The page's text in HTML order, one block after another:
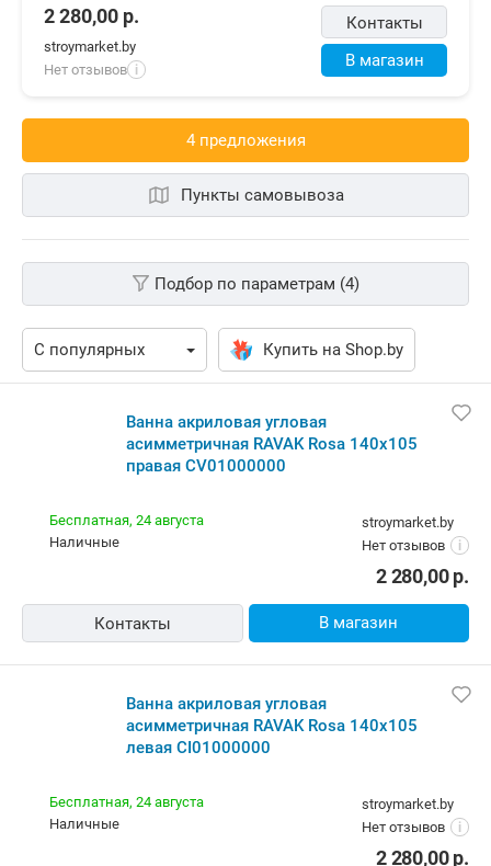
Контакты
В магазин
2 280,00 р.
stroymarket.by
Нет отзывов i
4 предложения
Пункты самовывоза
Подбор по параметрам (4)
Купить на Shop.by
Ванна акриловая угловая
асимметричная RAVAK Rosa 140x105
правая CV01000000
stroymarket.by
Нет отзывов
i
Бесплатная, 24 августа
наличные
2 280,00р.
Контакты В магазин
Ванна акриловая угловая
асимметричная RAVAK Rosa 140x105
левая CI01000000
stroymarket.by
Нет отзывов
i
Бесплатная, 24 августа
наличные
2 280,00р.